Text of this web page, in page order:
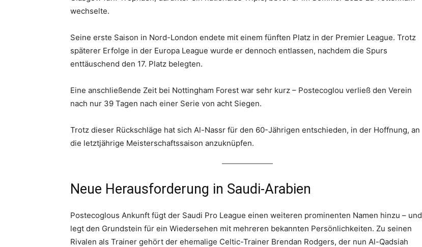
wechselte.
Seine erste Saison in Nord-London endete mit einem fünften Platz in der Premier League. Trotz
späterer Erfolge in der Europa League wurde er dennoch entlassen, nachdem die Spurs
enttäuschend den 17. Platz belegten.
Eine anschließende Zeit bei Nottingham Forest war sehr kurz – Postecoglou verließ den Verein
nach nur 39 Tagen nach einer Serie von acht Siegen.
Trotz dieser Rückschläge hat sich Al-Nassr für den 60-Jährigen entschieden, in der Hoffnung, an
die letztjährige Meisterschaftssaison anzuknüpfen.
Neue Herausforderung in Saudi-Arabien
Postecoglous Ankunft fügt der Saudi Pro League einen weiteren prominenten Namen hinzu – und
legt den Grundstein für ein Wiedersehen mit mehreren bekannten Persönlichkeiten. Zu seinen
Rivalen als Trainer gehört der ehemalige Celtic-Trainer Brendan Rodgers, der nun Al-Qadsiah